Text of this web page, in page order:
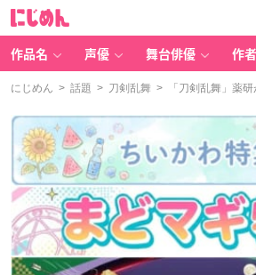
作品名 声優 舞台俳優 作
にじめん > 話題 > 刀剣乱舞 > 「刀剣乱舞」薬研